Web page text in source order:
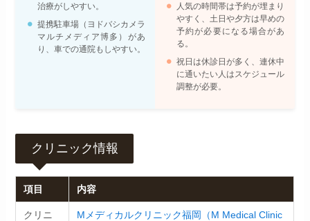
治療がしやすい。
提携駐車場（ヨドバシカメラ
マルチメディア博多）があ
り、車での通院もしやすい。
人気の時間帯は予約が埋まり
やすく、土日や夕方は早めの
予約が必要になる場合があ
る。
祝日は休診日が多く、連休中
に通いたい人はスケジュール
調整が必要。
クリニック情報
項目 内容
クリニ
Mメディカルクリニック福岡（M Medical Clinic